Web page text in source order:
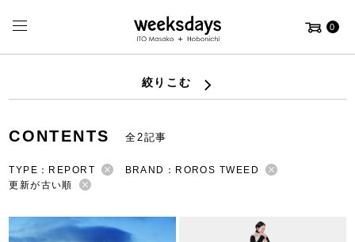
0
絞りこむ
CONTENTS 全2記事
TYPE：REPORT
BRAND：ROROS TWEED
更新が古い順